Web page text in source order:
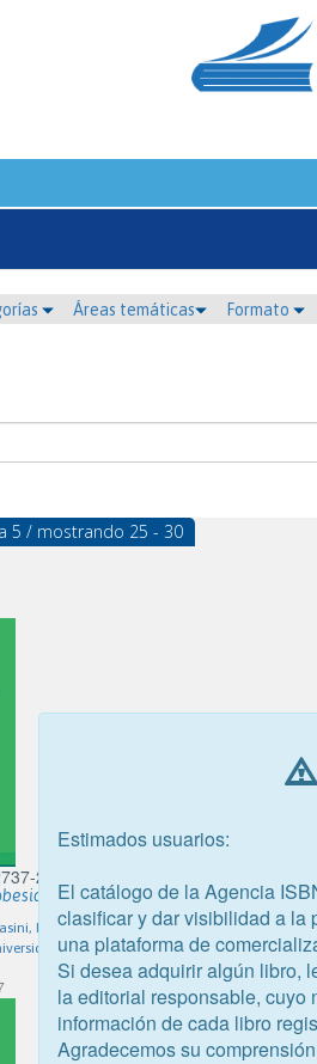
Áreas temáticas Formato
5 / mostrando 25 - 30
2
María Patricia
Católica de Chile
Estimados usuarios:
El catálogo de la Agencia
clasificar y dar visibilidad a la
una plataforma de
Si desea adquirir algún libro,
la editorial responsable, cuyo
información de cada libro
Agradecemos su